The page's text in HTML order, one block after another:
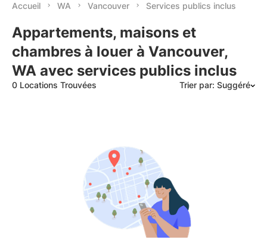
Accueil WA Vancouver Services publics inclus
Appartements, maisons et
chambres à louer à Vancouver,
WA avec services publics inclus
0 Locations Trouvées Trier par: Suggéré
Date: les plus anciens d’abord